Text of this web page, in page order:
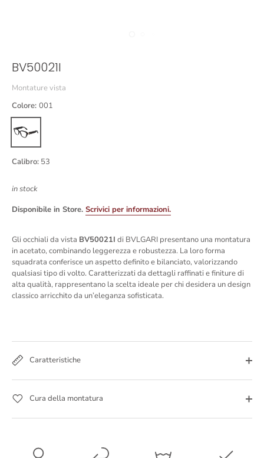
BV50021I
Montature vista
Colore: 001
Calibro: 53
in stock
Disponibile in Store. Scrivici per informazioni.
Gli occhiali da vista BV50021I di BVLGARI presentano una montatura
in acetato, combinando leggerezza e robustezza. La loro forma
squadrata conferisce un aspetto definito e bilanciato, valorizzando
qualsiasi tipo di volto. Caratterizzati da dettagli raffinati e finiture di
alta qualità, rappresentano la scelta ideale per chi desidera un design
classico arricchito da un’eleganza sofisticata.
Caratteristiche
Cura della montatura